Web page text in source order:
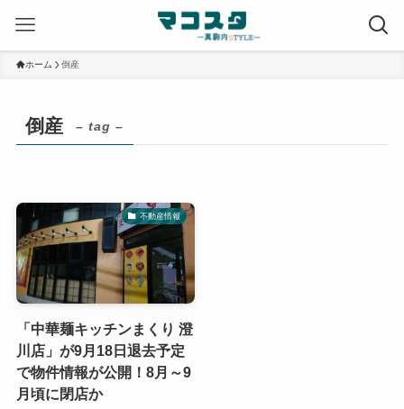
ホーム 倒産
倒産 – tag –
不動産情報
「中華麺キッチンまくり 澄
川店」が9月18日退去予定
で物件情報が公開！8月～9
月頃に閉店か